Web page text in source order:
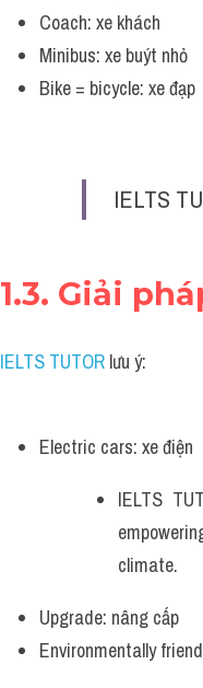
Coach: xe khách
Minibus: xe buýt nhỏ
Bike = bicycle: xe đạp
IELTS
1.3. Giải
IELTS TUTOR lưu ý:
Electric cars: xe điện
IELTS
climate.
Upgrade: nâng cấp
Environmentally